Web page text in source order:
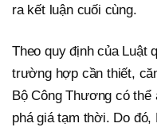
ra kết luận cuối cùng.
Theo quy định của Luật
trường hợp cần thiết,
Bộ Công Thương có thể
phá giá tạm thời. Do